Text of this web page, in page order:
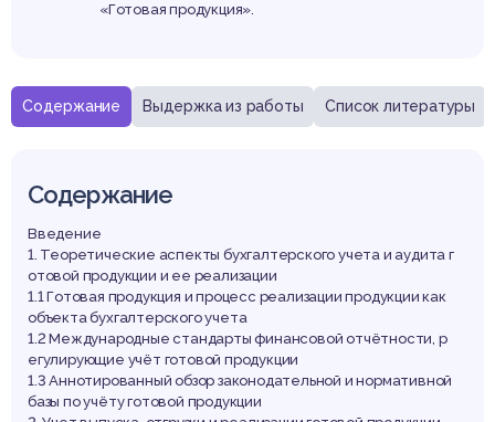
Содержание Выдержка из работы Список литературы
Содержание
Введение
1. Теоретические аспекты бухгалтерского учета и аудита г
отовой продукции и ее реализации
1.1 Готовая продукция и процесс реализации продукции как
объекта бухгалтерского учета
1.2 Международные стандарты финансовой отчётности, р
егулирующие учёт готовой продукции
1.3 Аннотированный обзор законодательной и нормативной
базы по учёту готовой продукции
«Готовая продукция».